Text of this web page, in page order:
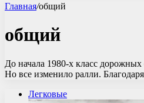
Главная/общий
общий
До начала 1980-х класс
Но все изменило ралли.
Легковые